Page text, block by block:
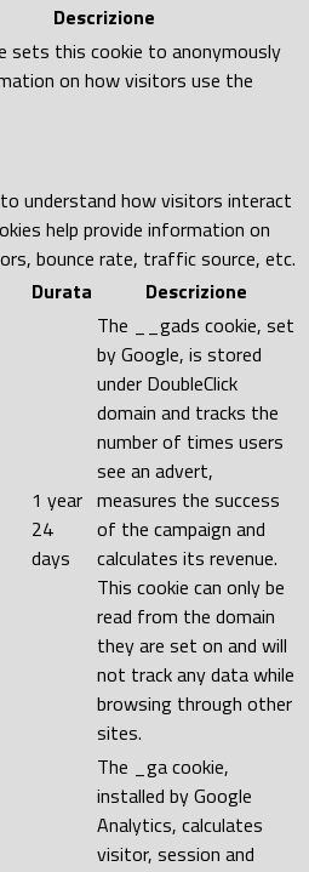
Descrizione
sets this cookie to anonymously
on how visitors use the
understand how visitors interact
help provide information on
bounce rate, traffic source, etc.
Durata Descrizione
1 year
24
days
The __gads cookie, set
by Google, is stored
under DoubleClick
domain and tracks the
number of times users
see an advert,
measures the success
of the campaign and
calculates its revenue.
This cookie can only be
read from the domain
they are set on and will
not track any data while
browsing through other
sites.
The _ga cookie,
installed by Google
Analytics, calculates
visitor, session and